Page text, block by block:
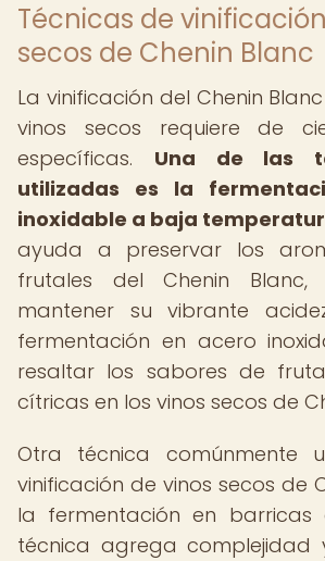
Técnicas de
secos de Chenin Blanc
La vinificación del Chenin
vinos secos requiere de
específicas. Una de las
utilizadas es la
inoxidable a baja
ayuda a preservar los
frutales del Chenin
mantener su vibrante
fermentación en acero
resaltar los sabores de
cítricas en los vinos secos de
Otra técnica comúnmente
vinificación de vinos secos de
la fermentación en barricas
técnica agrega complejidad